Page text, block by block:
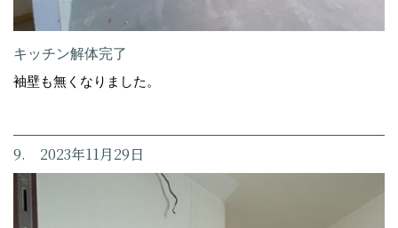
キッチン解体完了
袖壁も無くなりました。
9. 2023年11月29日